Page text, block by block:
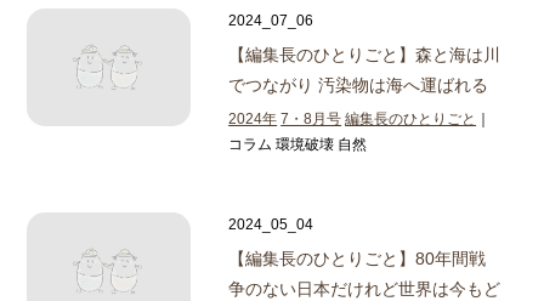
2024_07_06
【編集長のひとりごと】森と海は川
でつながり 汚染物は海へ運ばれる
2024年 7・8月号 編集長のひとりごと
コラム 環境破壊 自然
2024_05_04
【編集長のひとりごと】80年間戦
争のない日本だけれど世界は今もど